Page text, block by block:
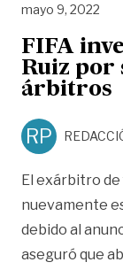
mayo 9, 2022
FIFA
Ruiz por
árbitros
RP
El exárbitro
nuevamente
debido al
aseguró que